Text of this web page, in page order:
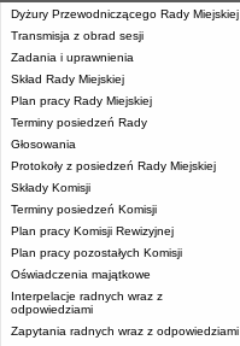
Dyżury Przewodniczącego Rady Miejskiej
Transmisja z obrad sesji
Zadania i uprawnienia
Skład Rady Miejskiej
Plan pracy Rady Miejskiej
Terminy posiedzeń Rady
Głosowania
Protokoły z posiedzeń Rady Miejskiej
Składy Komisji
Terminy posiedzeń Komisji
Plan pracy Komisji Rewizyjnej
Plan pracy pozostałych Komisji
Oświadczenia majątkowe
Interpelacje radnych wraz z
odpowiedziami
Zapytania radnych wraz z odpowiedziami